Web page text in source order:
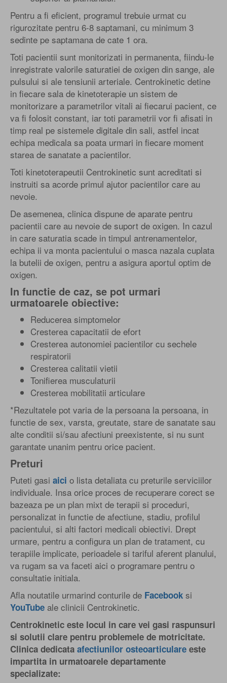
Pentru a fi eficient, programul trebuie urmat cu
rigurozitate pentru 6-8 saptamani, cu minimum 3
sedinte pe saptamana de cate 1 ora.
Toti pacientii sunt monitorizati in permanenta, fiindu-le
inregistrate valorile saturatiei de oxigen din sange, ale
pulsului si ale tensiunii arteriale. Centrokinetic detine
in fiecare sala de kinetoterapie un sistem de
monitorizare a parametrilor vitali ai fiecarui pacient, ce
va fi folosit constant, iar toti parametrii vor fi afisati in
timp real pe sistemele digitale din sali, astfel incat
echipa medicala sa poata urmari in fiecare moment
starea de sanatate a pacientilor.
Toti kinetoterapeutii Centrokinetic sunt acreditati si
instruiti sa acorde primul ajutor pacientilor care au
nevoie.
De asemenea, clinica dispune de aparate pentru
pacientii care au nevoie de suport de oxigen. In cazul
in care saturatia scade in timpul antrenamentelor,
echipa ii va monta pacientului o masca nazala cuplata
la butelii de oxigen, pentru a asigura aportul optim de
oxigen.
In functie de caz, se pot urmari
urmatoarele obiective:
Reducerea simptomelor
Cresterea capacitatii de efort
Cresterea autonomiei pacientilor cu sechele
respiratorii
Cresterea calitatii vietii
Tonifierea musculaturii
Cresterea mobilitatii articulare
*Rezultatele pot varia de la persoana la persoana, in
functie de sex, varsta, greutate, stare de sanatate sau
alte conditii si/sau afectiuni preexistente, si nu sunt
garantate unanim pentru orice pacient.
Preturi
Puteti gasi aici o lista detaliata cu preturile serviciilor
individuale. Insa orice proces de recuperare corect se
bazeaza pe un plan mixt de terapii si proceduri,
personalizat in functie de afectiune, stadiu, profilul
pacientului, si alti factori medicali obiectivi. Drept
urmare, pentru a configura un plan de tratament, cu
terapiile implicate, perioadele si tariful aferent planului,
va rugam sa va faceti aici o programare pentru o
consultatie initiala.
Afla noutatile urmarind conturile de Facebook si
YouTube ale clinicii Centrokinetic.
Centrokinetic este locul in care vei gasi raspunsuri
si solutii clare pentru problemele de motricitate.
Clinica dedicata afectiunilor osteoarticulare este
impartita in urmatoarele departamente
specializate: